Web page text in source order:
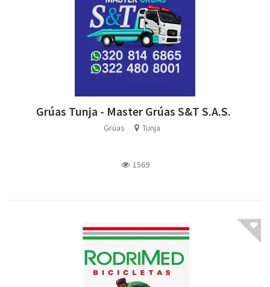
Grúas Tunja - Master Grúas S&T S.A.S.
Grúas Tunja
1569